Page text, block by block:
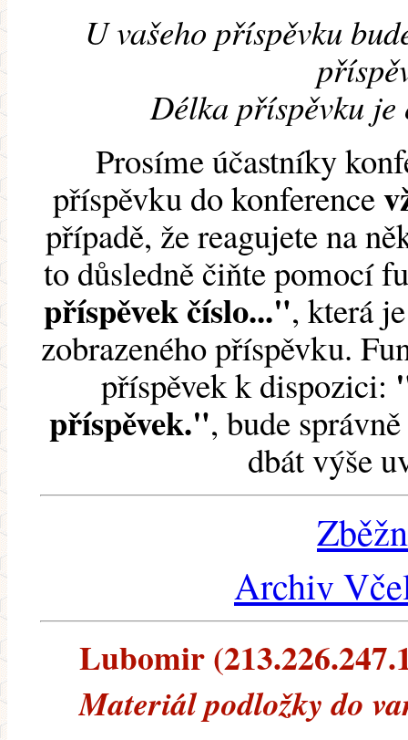
U vašeho příspěvku
Délka příspěvku je
Prosíme účastníky
příspěvku do konference
případě, že reagujete na
to důsledně čiňte pomocí
příspěvek číslo...", která
zobrazeného příspěvku.
příspěvek k dispozici:
příspěvek.", bude
dbát výše
Archiv
Lubomir
Materiál podložky do